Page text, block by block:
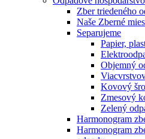
Zber triedeného
Naše Zberné
Separujeme
Papier,
Objemný
Kovový
Zmesový
Zelený
Harmonogram
Harmonogram